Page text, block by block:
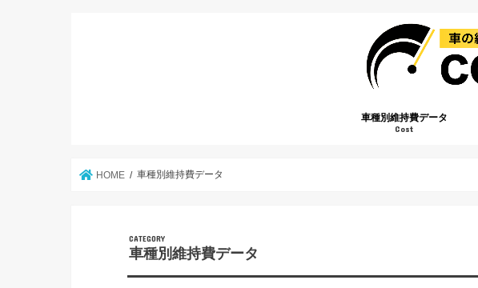
車種別維持費データ
Cost
HOME 車種別維持費データ
CATEGORY
車種別維持費データ